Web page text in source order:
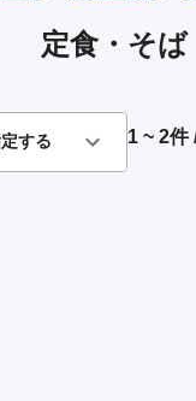
定食・そ
する 1 ~ 2件